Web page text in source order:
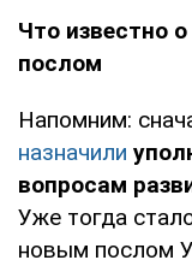
Что известно
послом
Напомним:
назначили
вопросам
Уже тогда
новым послом